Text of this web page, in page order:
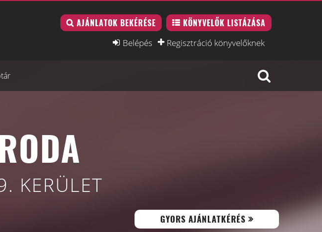
AJÁNLATOK BEKÉRÉSE KÖNYVELŐK LISTÁZÁSA
Belépés Regisztráció könyvelőknek
KERÜLET
GYORS AJÁNLATKÉRÉS